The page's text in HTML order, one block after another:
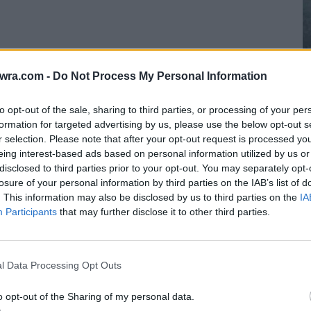
- Do Not Process My Personal Information
opt-out of the sale, sharing to third parties, or processing of your
for targeted advertising by us, please use the below opt-out
selection. Please note that after your opt-out request is processed
interest-based ads based on personal information utilized by us
to third parties prior to your opt-out. You may separately
of your personal information by third parties on the IAB’s list of
This information may also be disclosed by us to third parties on the
Participants that may further disclose it to other third parties.
Data Processing Opt Outs
opt-out of the Sharing of my personal data.
Περιφέρεια (ΥΠΕ), και ο ίδιος ο
Πατρώνσυγκρούστηκε με τρένο,
εφημερία, λόγω μεγάλης εξάντλησης.